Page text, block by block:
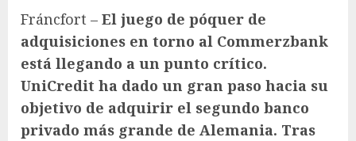
Fráncfort – El juego de póquer de
adquisiciones en torno al Commerzbank
está llegando a un punto crítico.
UniCredit ha dado un gran paso hacia su
objetivo de adquirir el segundo banco
privado más grande de Alemania. Tras